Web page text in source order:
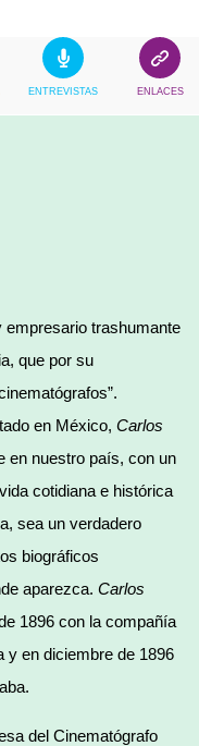
ENTREVISTAS ENLACES
empresario trashumante
que por su
en México, Carlos
en nuestro país, con un
cotidiana e histórica
sea un verdadero
biográficos
aparezca. Carlos
1896 con la compañía
y en diciembre de 1896
del Cinematógrafo